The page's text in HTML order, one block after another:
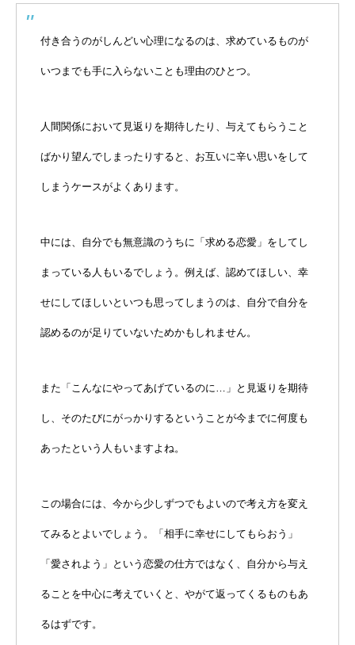
付き合うのがしんどい心理になるのは、求めているものが
いつまでも手に入らないことも理由のひとつ。
人間関係において見返りを期待したり、与えてもらうこと
ばかり望んでしまったりすると、お互いに辛い思いをして
しまうケースがよくあります。
中には、自分でも無意識のうちに「求める恋愛」をしてし
まっている人もいるでしょう。例えば、認めてほしい、幸
せにしてほしいといつも思ってしまうのは、自分で自分を
認めるのが足りていないためかもしれません。
また「こんなにやってあげているのに…」と見返りを期待
し、そのたびにがっかりするということが今までに何度も
あったという人もいますよね。
この場合には、今から少しずつでもよいので考え方を変え
てみるとよいでしょう。「相手に幸せにしてもらおう」
「愛されよう」という恋愛の仕方ではなく、自分から与え
ることを中心に考えていくと、やがて返ってくるものもあ
るはずです。